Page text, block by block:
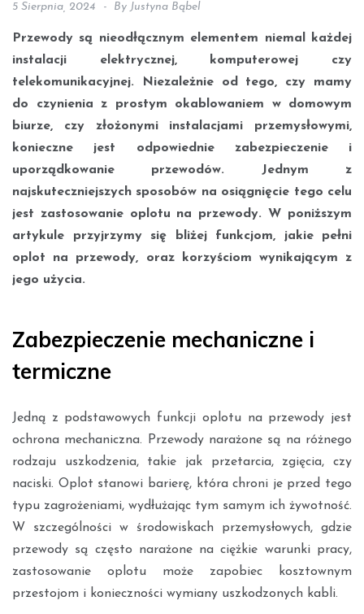
5 Sierpnia, 2024 By Justyna Bąbel
Przewody są nieodłącznym elementem niemal każdej
instalacji elektrycznej, komputerowej czy
telekomunikacyjnej. Niezależnie od tego, czy mamy
do czynienia z prostym okablowaniem w domowym
biurze, czy złożonymi instalacjami przemysłowymi,
konieczne jest odpowiednie zabezpieczenie i
uporządkowanie przewodów. Jednym z
najskuteczniejszych sposobów na osiągnięcie tego celu
jest zastosowanie oplotu na przewody. W poniższym
artykule przyjrzymy się bliżej funkcjom, jakie pełni
oplot na przewody, oraz korzyściom wynikającym z
jego użycia.
Zabezpieczenie mechaniczne i
termiczne
Jedną z podstawowych funkcji oplotu na przewody jest
ochrona mechaniczna. Przewody narażone są na różnego
rodzaju uszkodzenia, takie jak przetarcia, zgięcia, czy
naciski. Oplot stanowi barierę, która chroni je przed tego
typu zagrożeniami, wydłużając tym samym ich żywotność.
W szczególności w środowiskach przemysłowych, gdzie
przewody są często narażone na ciężkie warunki pracy,
zastosowanie oplotu może zapobiec kosztownym
przestojom i konieczności wymiany uszkodzonych kabli.